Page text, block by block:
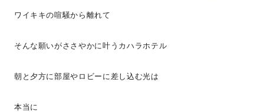
ワイキキの喧騒から離れて
そんな願いがささやかに叶うカハラホテル
朝と夕方に部屋やロビーに差し込む光は
本当に